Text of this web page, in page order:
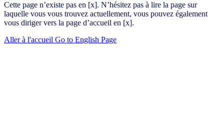
Cette page n’existe pas en [x]. N’hésitez pas à lire la page sur
laquelle vous vous trouvez actuellement, vous pouvez également
vous diriger vers la page d’accueil en [x].
Aller à l'accueil Go to English Page